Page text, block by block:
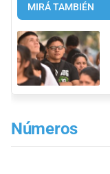
MIRÁ TAMBIÉN
Números